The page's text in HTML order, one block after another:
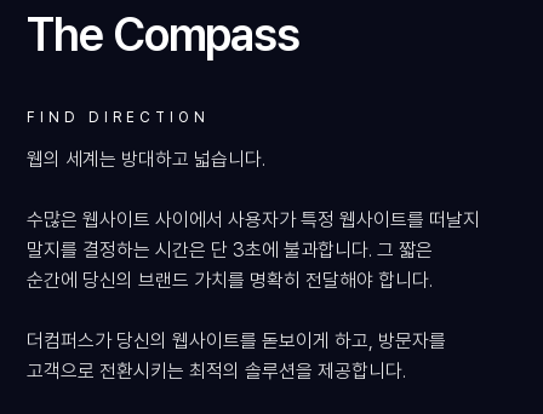
The Compass
FIND DIRECTION
웹의 세계는 방대하고 넓습니다.
수많은 웹사이트 사이에서 사용자가 특정 웹사이트를 떠날지
말지를 결정하는 시간은 단 3초에 불과합니다. 그 짧은
순간에 당신의 브랜드 가치를 명확히 전달해야 합니다.
더컴퍼스가 당신의 웹사이트를 돋보이게 하고, 방문자를
고객으로 전환시키는 최적의 솔루션을 제공합니다.